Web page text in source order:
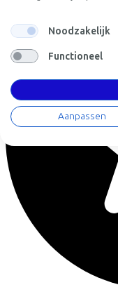
Noodzakelijk
Functioneel
Aanpassen